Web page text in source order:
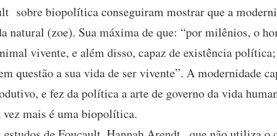
sobre biopolítica conseguiram mostrar que a
natural (zoe). Sua máxima de que: “por milênios, o
vivente, e além disso, capaz de existência
questão a sua vida de ser vivente”. A modernidade
e fez da política a arte de governo da vida
vez mais é uma biopolítica.